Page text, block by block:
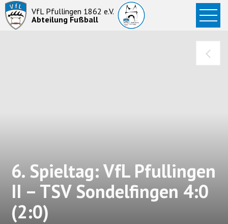
VfL Pfullingen 1862 e.V.
Abteilung Fußball
Startseite
News
6. Spieltag: VfL Pfullingen
II – TSV Sondelfingen 4:0
(2:0)